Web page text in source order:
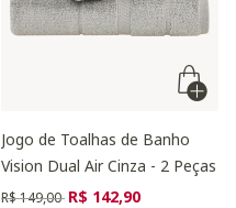
Jogo de Toalhas de Banho
Vision Dual Air Cinza - 2 Peças
Preço reduzido de
R$ 149,00 para
R$ 142,90